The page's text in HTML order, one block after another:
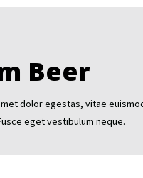
Beer
dolor egestas, vitae
eget vestibulum neque.